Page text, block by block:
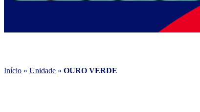
Início » Unidade » OURO VERDE